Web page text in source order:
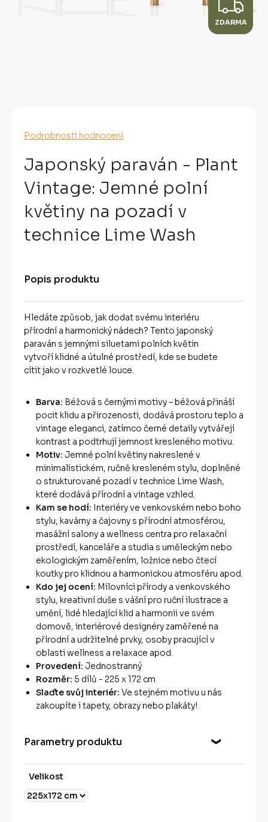
Průměrné
produktu
je
0,0
z
5
hvězdiček.
Podrobnosti hodnocení
Japonský paraván - Plant
Vintage: Jemné polní
květiny na pozadí v
technice Lime Wash
Popis produktu
Hledáte způsob, jak dodat svému interiéru
přírodní a harmonický nádech? Tento japonský
paraván s jemnými siluetami polních květin
vytvoří klidné a útulné prostředí, kde se budete
cítit jako v rozkvetlé louce.
Barva: Béžová s černými motivy – béžová přináší
pocit klidu a přirozenosti, dodává prostoru teplo a
vintage eleganci, zatímco černé detaily vytvářejí
kontrast a podtrhují jemnost kresleného motivu.
Motiv: Jemné polní květiny nakreslené v
minimalistickém, ručně kresleném stylu, doplněné
o strukturované pozadí v technice Lime Wash,
které dodává přírodní a vintage vzhled.
Kam se hodí: Interiéry ve venkovském nebo boho
stylu, kavárny a čajovny s přírodní atmosférou,
masážní salony a wellness centra pro relaxační
prostředí, kanceláře a studia s uměleckým nebo
ekologickým zaměřením, ložnice nebo čtecí
koutky pro klidnou a harmonickou atmosféru apod.
Kdo jej ocení: Milovníci přírody a venkovského
stylu, kreativní duše s vášní pro ruční ilustrace a
umění, lidé hledající klid a harmonii ve svém
domově, interiérové designéry zaměřené na
přírodní a udržitelné prvky, osoby pracující v
oblasti wellness a relaxace apod.
Provedení: Jednostranný
Rozměr: 5 dílů - 225 x 172 cm
Slaďte svůj interiér: Ve stejném motivu u nás
zakoupíte i tapety, obrazy nebo plakáty!
Parametry produktu
Velikost
Z
D
ZDARMA